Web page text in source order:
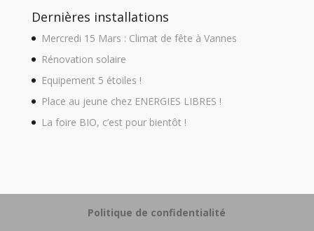
Dernières installations
Mercredi 15 Mars : Climat de fête à Vannes
Rénovation solaire
Equipement 5 étoiles !
Place au jeune chez ENERGIES LIBRES !
La foire BIO, c’est pour bientôt !
Politique de confidentialité